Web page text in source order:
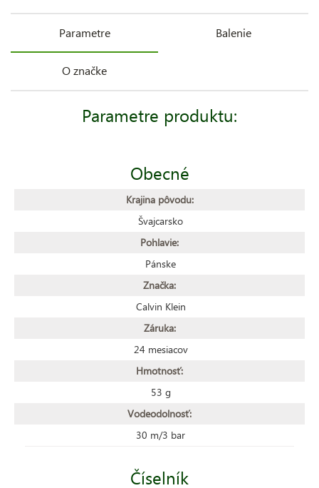
Parametre Balenie
O značke
Parametre produktu:
Obecné
Krajina pôvodu:
Švajcarsko
Pohlavie:
Pánske
Značka:
Calvin Klein
Záruka:
24 mesiacov
Hmotnosť:
53 g
Vodeodolnosť:
30 m/3 bar
Číselník